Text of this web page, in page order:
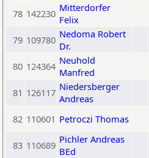
78 142230 Mitterdorfer
Felix
79 109780 Nedoma Robert
Dr.
80 124364 Neuhold
Manfred
81 126117 Niedersberger
Andreas
82 110601 Petroczi Thomas
83 110689 Pichler Andreas
BEd